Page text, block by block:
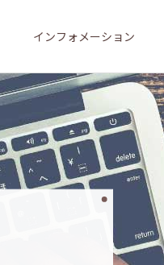
インフォメーション